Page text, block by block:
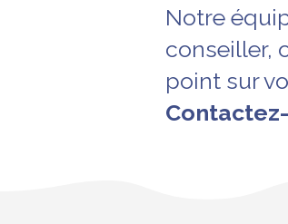
Notre
conseiller,
point sur